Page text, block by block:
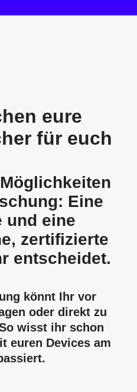
eure
für euch
Eine
und eine
zertifizierte
entscheidet.
könnt Ihr vor
oder direkt zu
wisst ihr schon
euren Devices am